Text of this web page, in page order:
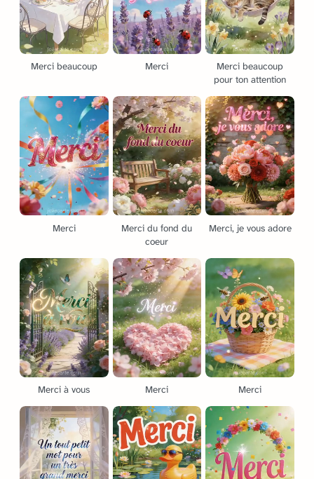
Merci beaucoup Merci
Merci beaucoup
pour ton attention
Merci
Merci du fond du
coeur
Merci, je vous adore
Merci à vous Merci Merci